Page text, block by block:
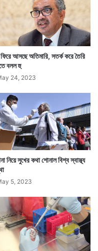
মৃত্যু হয়েছে তার মধ্যে
২৪ পরগনায় এদিন কারও
করোনায় মৃত্যু হয়েছে।
২ জন করে মানুষের প্রাণ
আসছে অতিমারি, সতর্ক করে তৈরি
বলল হু
24, 2023
নিয়ে সুখের কথা শোনাল বিশ্ব স্বাস্থ্য
5, 2023